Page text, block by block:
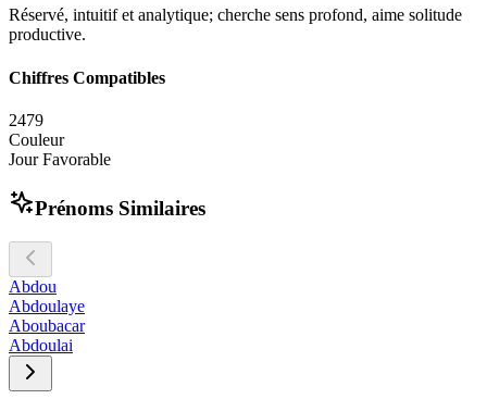
Réservé, intuitif et analytique; cherche sens profond, aime solitude
productive.
Chiffres Compatibles
2479
Couleur
Jour Favorable
Prénoms Similaires
Abdou
Abdoulaye
Aboubacar
Abdoulai